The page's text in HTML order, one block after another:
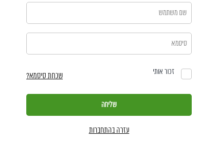
זכור אותי שכחת סיסמא?
עזרה בהתחברות